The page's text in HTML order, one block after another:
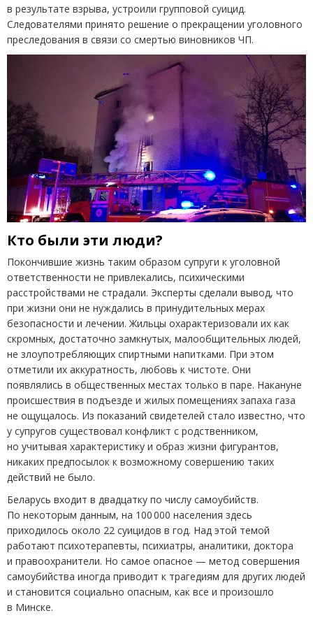
в результате взрыва, устроили групповой суицид.
Следователями принято решение о прекращении уголовного
преследования в связи со смертью виновников ЧП.
Кто были эти люди?
Покончившие жизнь таким образом супруги к уголовной
ответственности не привлекались, психическими
расстройствами не страдали. Эксперты сделали вывод, что
при жизни они не нуждались в принудительных мерах
безопасности и лечении. Жильцы охарактеризовали их как
скромных, достаточно замкнутых, малообщительных людей,
не злоупотребляющих спиртными напитками. При этом
отметили их аккуратность, любовь к чистоте. Они
появлялись в общественных местах только в паре. Накануне
происшествия в подъезде и жилых помещениях запаха газа
не ощущалось. Из показаний свидетелей стало известно, что
у супругов существовал конфликт с родственником,
но учитывая характеристику и образ жизни фигурантов,
никаких предпосылок к возможному совершению таких
действий не было.
Беларусь входит в двадцатку по числу самоубийств.
По некоторым данным, на 100 000 населения здесь
приходилось около 22 суицидов в год. Над этой темой
работают психотерапевты, психиатры, аналитики, доктора
и правоохранители. Но самое опасное — метод совершения
самоубийства иногда приводит к трагедиям для других людей
и становится социально опасным, как все и произошло
в Минске.